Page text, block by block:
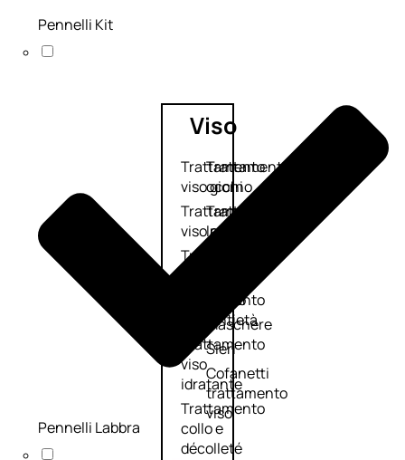
Viso
Trattamento
viso giorno
Trattamento
viso notte
Trattamento
Trattamento
viso antietà
Trattamento
viso
idratante
Trattamento
collo e
décolleté
Trattamento
occhi
Trattamento
labbra
trattanti
Scrub
Maschere
Sieri
Cofanetti
trattamento
viso
Pennelli Kit
Pennelli Labbra